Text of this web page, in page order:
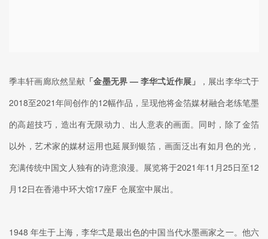
季丰轩画廊欣然呈献 「金墨无界 — 李华弌近作展」
，展出李华弌于
2018至2021年间创作的12幅作品，呈现他将金箔媒材融合老练笔墨
的高超技巧，造出有无限动力、出人意表的画面。同时，除了金箔
以外，艺术家的媒材运用也延展到银箔，画面泛出有如月色的光，
充满传统中国文人独有的诗意浪漫。展览将于2021年11月25日至12
月12日在香港中环大馆17座F 仓展室中展出。
1948 年生于上海，李华弌是最出色的中国当代水墨画家之一。他六